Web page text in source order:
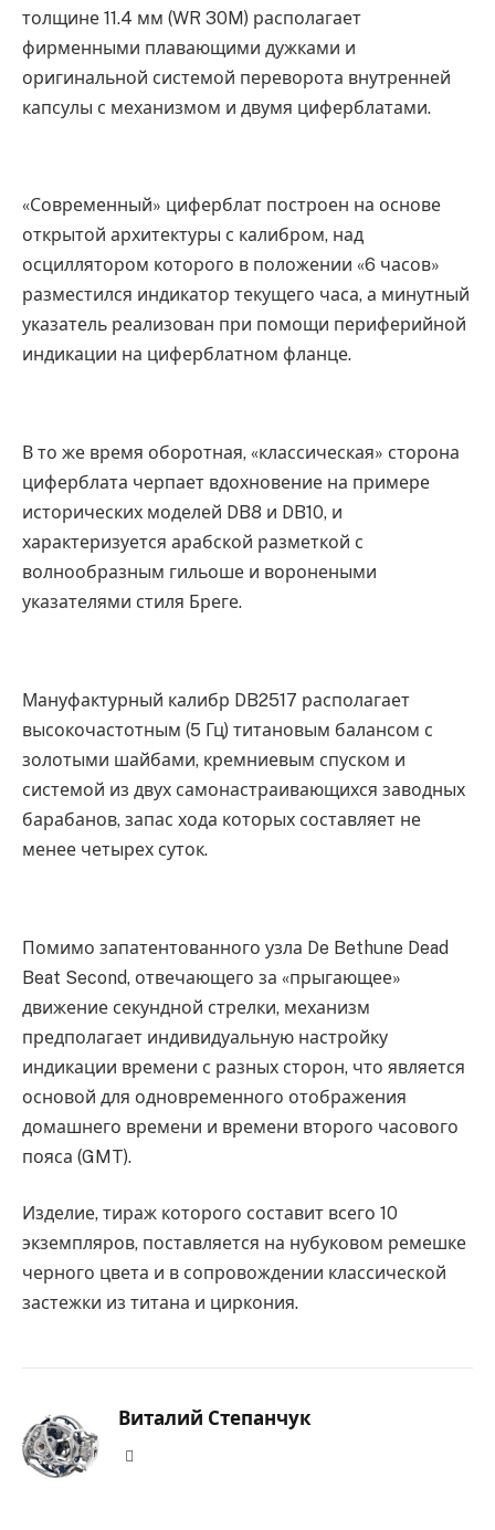
толщине 11.4 мм (WR 30M) располагает
фирменными плавающими дужками и
оригинальной системой переворота внутренней
капсулы с механизмом и двумя циферблатами.
«Современный» циферблат построен на основе
открытой архитектуры с калибром, над
осциллятором которого в положении «6 часов»
разместился индикатор текущего часа, а минутный
указатель реализован при помощи периферийной
индикации на циферблатном фланце.
В то же время оборотная, «классическая» сторона
циферблата черпает вдохновение на примере
исторических моделей DB8 и DB10, и
характеризуется арабской разметкой с
волнообразным гильоше и воронеными
указателями стиля Бреге.
Мануфактурный калибр DB2517 располагает
высокочастотным (5 Гц) титановым балансом с
золотыми шайбами, кремниевым спуском и
системой из двух самонастраивающихся заводных
барабанов, запас хода которых составляет не
менее четырех суток.
Помимо запатентованного узла De Bethune Dead
Beat Second, отвечающего за «прыгающее»
движение секундной стрелки, механизм
предполагает индивидуальную настройку
индикации времени с разных сторон, что является
основой для одновременного отображения
домашнего времени и времени второго часового
пояса (GMT).
Изделие, тираж которого составит всего 10
экземпляров, поставляется на нубуковом ремешке
черного цвета и в сопровождении классической
застежки из титана и циркония.
Виталий Степанчук